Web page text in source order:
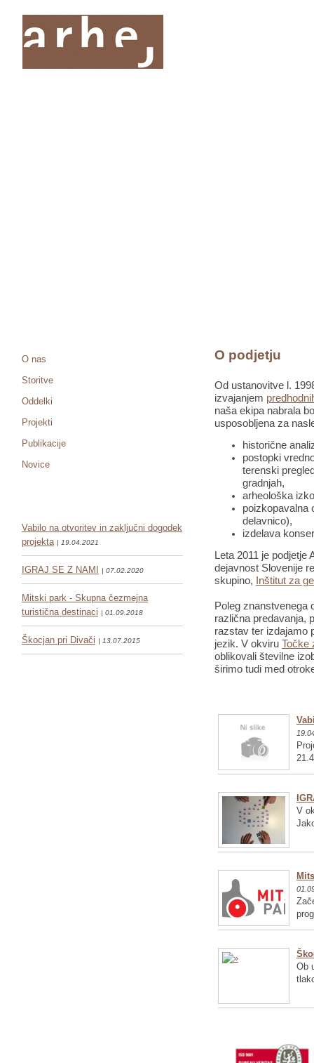
O nas
Storitve
Oddelki
Projekti
Publikacije
Novice
Vabilo na otvoritev in zaključni dogodek
projekta | 19.04.2021
IGRAJ SE Z NAMI | 07.02.2020
Mitski park - Skupna čezmejna
turistična destinaci | 01.09.2018
Škocjan pri Divači | 13.07.2015
O podjetju
Od ustanovitve l.
izvajanjem
naša ekipa nabrala
usposobljena za
historične
postopki
terenski
gradnjah,
arheološka
poizkopavalna
delavnico),
izdelava
Leta 2011 je
dejavnost Slovenije
skupino,
Inštitut za
Poleg znanstvenega
različna predavanja,
razstav ter izdajamo
jezik. V okviru Točke
oblikovali številne
širimo tudi med
V
Ob